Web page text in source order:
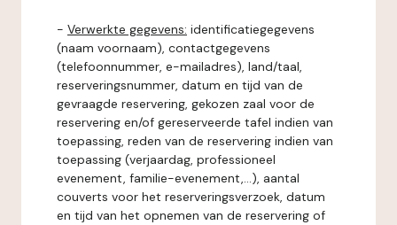
- Verwerkte gegevens: identificatiegegevens
(naam voornaam), contactgegevens
(telefoonnummer, e-mailadres), land/taal,
reserveringsnummer, datum en tijd van de
gevraagde reservering, gekozen zaal voor de
reservering en/of gereserveerde tafel indien van
toepassing, reden van de reservering indien van
toepassing (verjaardag, professioneel
evenement, familie-evenement,...), aantal
couverts voor het reserveringsverzoek, datum
en tijd van het opnemen van de reservering of